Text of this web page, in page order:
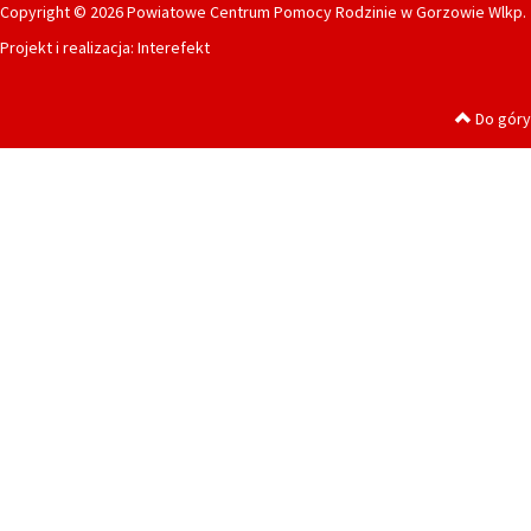
Copyright © 2026 Powiatowe Centrum Pomocy Rodzinie w Gorzowie Wlkp.
Projekt i realizacja: Interefekt
Do góry